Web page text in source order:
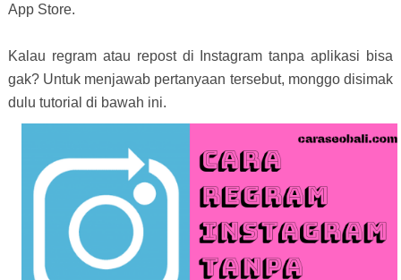
App Store.
Kalau regram atau repost di Instagram tanpa aplikasi bisa
gak? Untuk menjawab pertanyaan tersebut, monggo disimak
dulu tutorial di bawah ini.